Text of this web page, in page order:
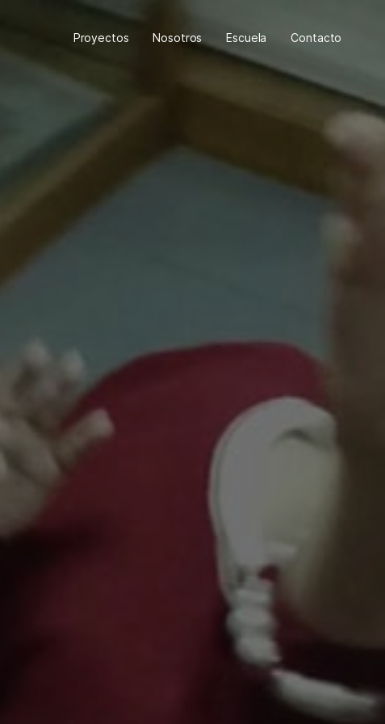
Proyectos Nosotros Escuela Contacto